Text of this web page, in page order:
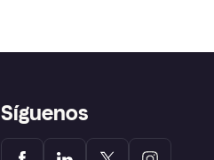
Síguenos